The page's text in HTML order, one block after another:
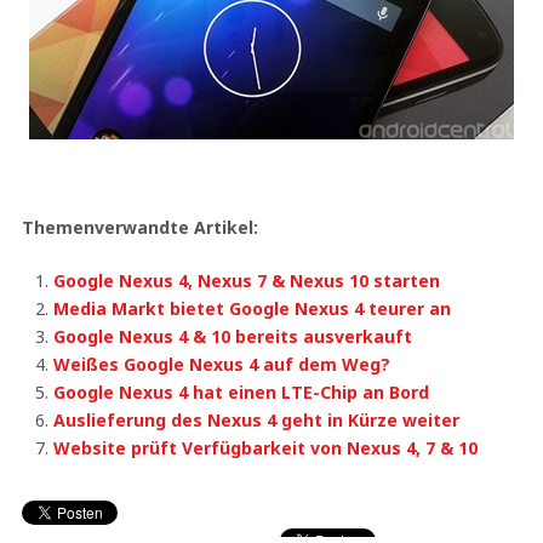
Themenverwandte Artikel:
Google Nexus 4, Nexus 7 & Nexus 10 starten
Media Markt bietet Google Nexus 4 teurer an
Google Nexus 4 & 10 bereits ausverkauft
Weißes Google Nexus 4 auf dem Weg?
Google Nexus 4 hat einen LTE-Chip an Bord
Auslieferung des Nexus 4 geht in Kürze weiter
Website prüft Verfügbarkeit von Nexus 4, 7 & 10